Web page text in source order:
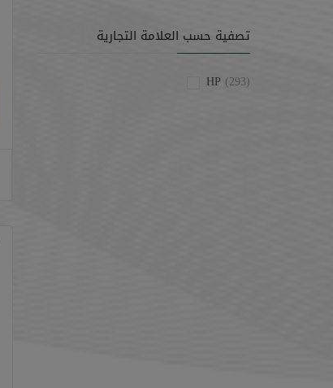
تصفية حسب العلامة التجارية
HP (293)